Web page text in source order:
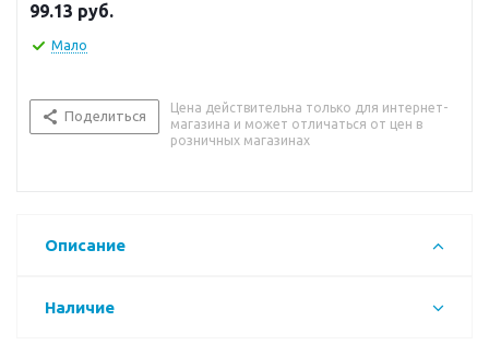
99.13 руб.
Мало
Поделиться
Цена действительна только для интернет-
магазина и может отличаться от цен в
розничных магазинах
Описание
Наличие